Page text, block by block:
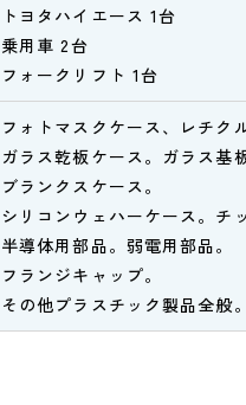
トヨタハイエース 1台
乗用車 2台
フォークリフト 1台
フォトマスクケース、レチク
ガラス乾板ケース。ガラス基
ブランクスケース。
シリコンウェハーケース。チ
半導体用部品。弱電用部品。
フランジキャップ。
その他プラスチック製品全般。